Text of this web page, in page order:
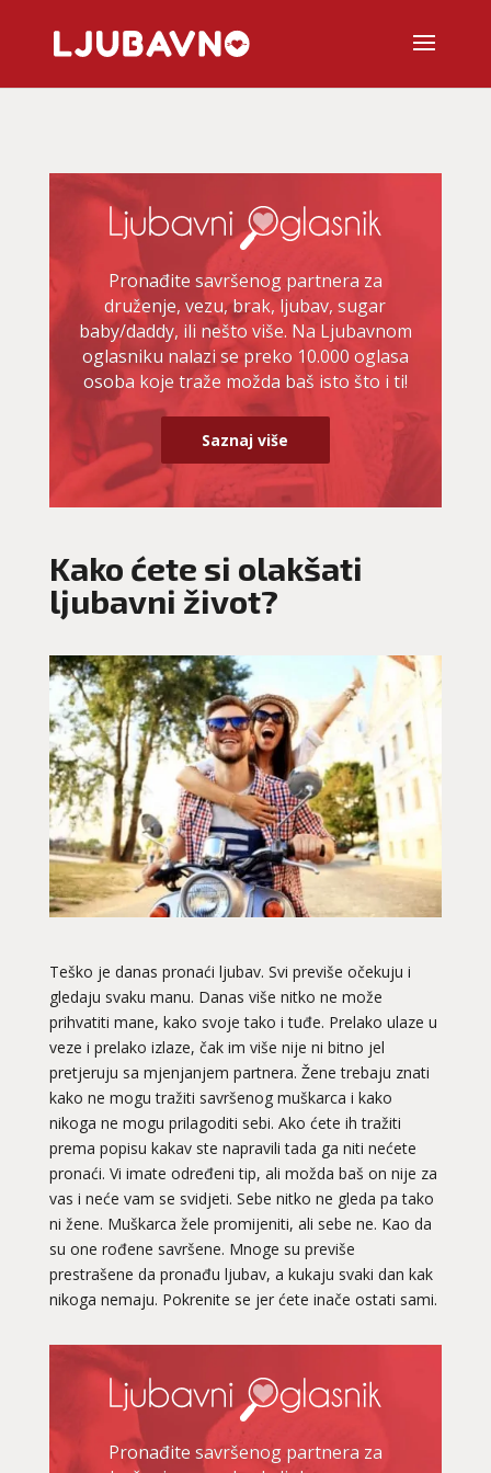
Pronađite savršenog partnera za
druženje, vezu, brak, ljubav, sugar
baby/daddy, ili nešto više. Na Ljubavnom
oglasniku nalazi se preko 10.000 oglasa
osoba koje traže možda baš isto što i ti!
Saznaj više
Kako ćete si olakšati
ljubavni život?
Teško je danas pronaći ljubav. Svi previše očekuju i
gledaju svaku manu. Danas više nitko ne može
prihvatiti mane, kako svoje tako i tuđe. Prelako ulaze u
veze i prelako izlaze, čak im više nije ni bitno jel
pretjeruju sa mjenjanjem partnera. Žene trebaju znati
kako ne mogu tražiti savršenog muškarca i kako
nikoga ne mogu prilagoditi sebi. Ako ćete ih tražiti
prema popisu kakav ste napravili tada ga niti nećete
pronaći. Vi imate određeni tip, ali možda baš on nije za
vas i neće vam se svidjeti. Sebe nitko ne gleda pa tako
ni žene. Muškarca žele promijeniti, ali sebe ne. Kao da
su one rođene savršene. Mnoge su previše
prestrašene da pronađu ljubav, a kukaju svaki dan kak
nikoga nemaju. Pokrenite se jer ćete inače ostati sami.
Pronađite savršenog partnera za
Ljubavni savjetnik je zauzet
TEHNIKE:tarot za ljubav
Broj tel: 064/600-600
tel:0,93€ - mob:1,12€ min